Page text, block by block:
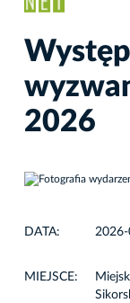
2026
DATA:
MIEJSCE: